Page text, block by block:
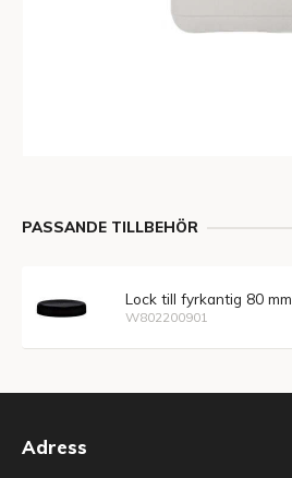
PASSANDE TILLBEHÖR
Lock till fyrkantig 80 mm
W802200901
Adress